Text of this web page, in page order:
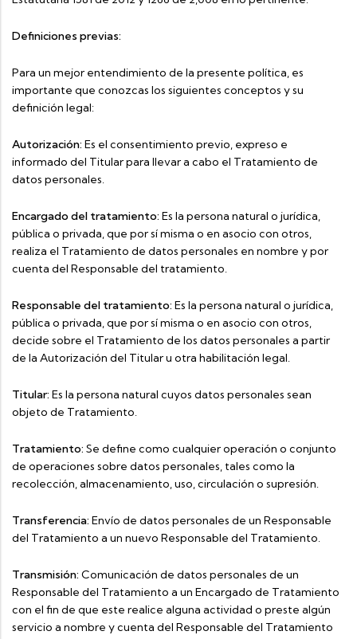
Definiciones previas:
Para un mejor entendimiento de la presente política, es
importante que conozcas los siguientes conceptos y su
definición legal:
Autorización: Es el consentimiento previo, expreso e
informado del Titular para llevar a cabo el Tratamiento de
datos personales.
Encargado del tratamiento: Es la persona natural o jurídica,
pública o privada, que por sí misma o en asocio con otros,
realiza el Tratamiento de datos personales en nombre y por
cuenta del Responsable del tratamiento.
Responsable del tratamiento: Es la persona natural o jurídica,
pública o privada, que por sí misma o en asocio con otros,
decide sobre el Tratamiento de los datos personales a partir
de la Autorización del Titular u otra habilitación legal.
Titular: Es la persona natural cuyos datos personales sean
objeto de Tratamiento.
Tratamiento: Se define como cualquier operación o conjunto
de operaciones sobre datos personales, tales como la
recolección, almacenamiento, uso, circulación o supresión.
Transferencia: Envío de datos personales de un Responsable
del Tratamiento a un nuevo Responsable del Tratamiento.
Transmisión: Comunicación de datos personales de un
Responsable del Tratamiento a un Encargado de Tratamiento
con el fin de que este realice alguna actividad o preste algún
servicio a nombre y cuenta del Responsable del Tratamiento